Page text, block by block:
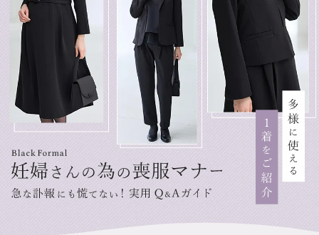
マタニティ アウター（コート）・ママコート
産褥ショーツ
骨盤・マタニティベルト （妊娠中・産後）
産後 ガードル インナー
マタニティ 腹巻き
【アウトレット】インナー
【アウトレット】ベビー
冷房対策
接触冷感素材
Tシャツブラ
ブラトップ
快適機能ウェア特集 トップス
快適機能ウェア特集 ボトムス
快適機能ウェア特集 パジャマ
パジャマ
インナー
雑貨
ベビー
MAX55%OFF ブラック
ツィード派
王道シンプル派
セットアップ派
セット
ワーク・オフィス
カジュアル
フォーマル / オケー
あったかアイテム｜
女の子におススメの
男の子におススメの
定番ギフト
もらって嬉しいギフト
かわいくておもしろ
何枚あっても嬉しい
長く使えるアイテム
お部屋映えアイテム
レギンス・タイツ
カップ付きインナー
あったか度◎
裏起毛素材